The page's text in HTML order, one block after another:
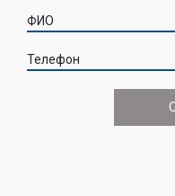
ФИО
Телефон